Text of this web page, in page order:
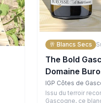
🥂 Blancs Secs
The Bold
Domaine
IGP Côtes de
Issu du terroir
Gascogne, ce